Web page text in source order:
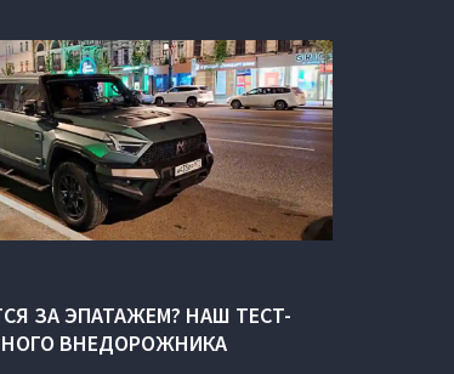
ЗА ЭПАТАЖЕМ? НАШ ТЕСТ-
ВНЕДОРОЖНИКА